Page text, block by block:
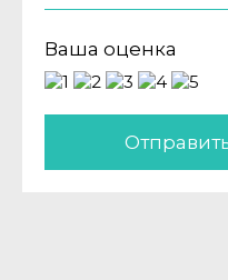
Ваша оценка